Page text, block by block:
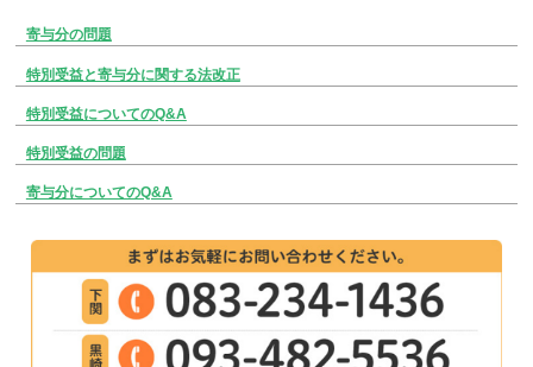
寄与分の問題
特別受益と寄与分に関する法改正
特別受益についてのQ&A
特別受益の問題
寄与分についてのQ&A